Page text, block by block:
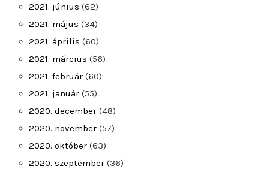
2021. június (62)
2021. május (34)
2021. április (60)
2021. március (56)
2021. február (60)
2021. január (55)
2020. december (48)
2020. november (57)
2020. október (63)
2020. szeptember (36)